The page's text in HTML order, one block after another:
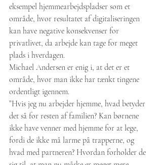
eksempel hjemmearbejdspladser som et
område, hvor resultatet af digitaliseringen
kan have negative konsekvenser for
privatlivet, da arbejde kan tage for meget
plads i hverdagen.
Michael Andersen er enig i, at det er et
område, hvor man ikke har tænkt tingene
ordentligt igennem.
”Hvis jeg nu arbejder hjemme, hvad betyder
det så for resten af familien? Kan børnene
ikke have venner med hjemme for at lege,
fordi de ikke må larme på trapperne, og
hvad med partneren? Hvordan forholder de